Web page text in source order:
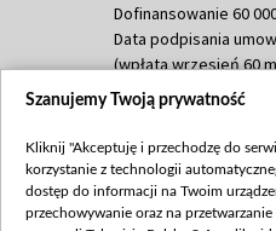
Dofinansowanie 60
Data podpisania
(wpłata wrzesień 60
Dofinansowanie 635
(wpłata wrzesień 100
mln, listopad 265 mln)
Dofinansowanie 48
Szanujemy Twoją prywatność
Kliknij "Akceptuję i przechodzę do
korzystanie z technologii
dostęp do informacji na Twoim
przechowywanie oraz na